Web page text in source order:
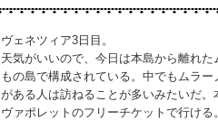
ヴェネツィア3日目。
天気がいいので、今日は本島から離れ
もの島で構成されている。中でもムラ
がある人は訪ねることが多いみたいだ。
ヴァポレットのフリーチケットで行ける。